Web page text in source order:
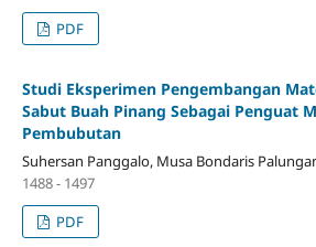
PDF
Studi Eksperimen Pengembangan
Sabut Buah Pinang Sebagai Penguat
Pembubutan
Suhersan Panggalo, Musa Bondaris
1488 - 1497
PDF